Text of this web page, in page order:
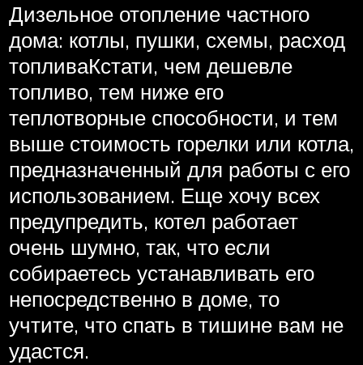
Дизельное отопление частного
дома: котлы, пушки, схемы, расход
топливаКстати, чем дешевле
топливо, тем ниже его
теплотворные способности, и тем
выше стоимость горелки или котла,
предназначенный для работы с его
использованием. Еще хочу всех
предупредить, котел работает
очень шумно, так, что если
собираетесь устанавливать его
непосредственно в доме, то
учтите, что спать в тишине вам не
удастся.